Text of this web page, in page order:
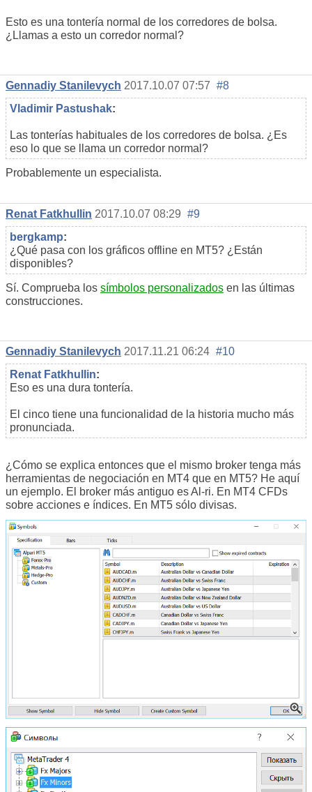
Esto es una tontería normal de los corredores de bolsa.
¿Llamas a esto un corredor normal?
Gennadiy Stanilevych 2017.10.07 07:57 #8
Vladimir Pastushak:
Las tonterías habituales de los corredores de bolsa. ¿Es
eso lo que se llama un corredor normal?
Probablemente un especialista.
Renat Fatkhullin 2017.10.07 08:29 #9
bergkamp:
¿Qué pasa con los gráficos offline en MT5? ¿Están
disponibles?
Sí. Comprueba los símbolos personalizados en las últimas
construcciones.
Gennadiy Stanilevych 2017.11.21 06:24 #10
Renat Fatkhullin:
Eso es una dura tontería.
El cinco tiene una funcionalidad de la historia mucho más
pronunciada.
¿Cómo se explica entonces que el mismo broker tenga más
herramientas de negociación en MT4 que en MT5? He aquí
un ejemplo. El broker más antiguo es Al-ri. En MT4 CFDs
sobre acciones e índices. En MT5 sólo divisas.